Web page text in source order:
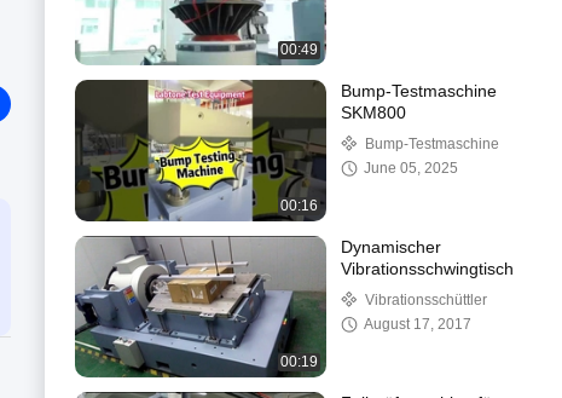
00:49
00:16
Bump-Testmaschine
SKM800
Bump-Testmaschine
June 05, 2025
00:19
Dynamischer
Vibrationsschwingtisch
Vibrationsschüttler
August 17, 2017